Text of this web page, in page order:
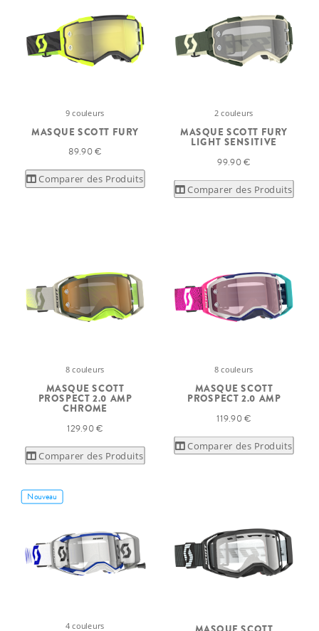
9 couleurs
MASQUE SCOTT FURY
89.90 €
Comparer des Produits
2 couleurs
MASQUE SCOTT FURY
LIGHT SENSITIVE
99.90 €
Comparer des Produits
8 couleurs
MASQUE SCOTT
PROSPECT 2.0 AMP
CHROME
129.90 €
Comparer des Produits
8 couleurs
MASQUE SCOTT
PROSPECT 2.0 AMP
119.90 €
Comparer des Produits
Nouveau
4 couleurs